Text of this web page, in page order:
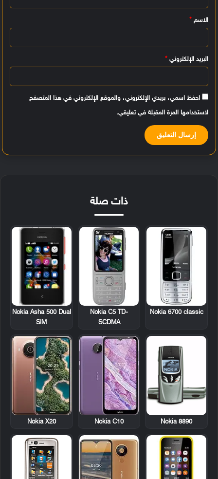
ي
ق
الاسم *
البريد الإلكتروني *
احفظ اسمي، بريدي الإلكتروني، والموقع الإلكتروني في هذا المتصفح
لاستخدامها المرة المقبلة في تعليقي.
ذات صلة
Nokia 6700 classic
Nokia C5 TD-
SCDMA
Nokia Asha 500 Dual
SIM
Nokia 8890
Nokia C10
Nokia X20